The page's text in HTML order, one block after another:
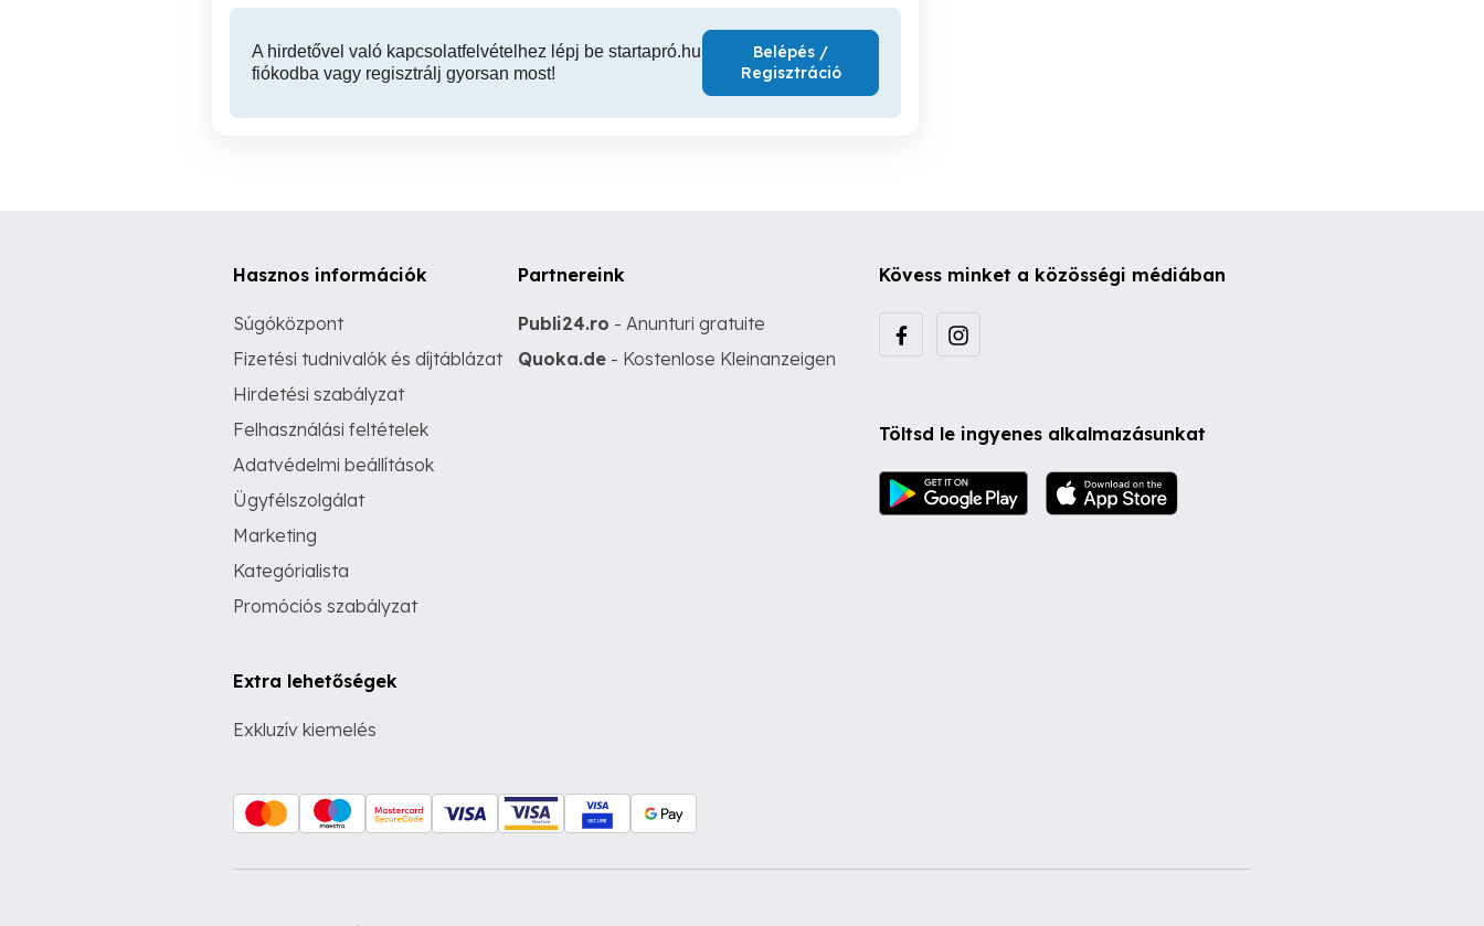
A hirdetővel való kapcsolatfelvételhez lépj be startapró.hu
fiókodba vagy regisztrálj gyorsan most!
Belépés /
Regisztráció
Hasznos információk
Súgóközpont
Fizetési tudnivalók és díjtáblázat
Hirdetési szabályzat
Felhasználási feltételek
Adatvédelmi beállítások
Ügyfélszolgálat
Marketing
Kategórialista
Promóciós szabályzat
Extra lehetőségek
Exkluzív kiemelés
Partnereink
Publi24.ro - Anunturi gratuite
Quoka.de - Kostenlose Kleinanzeigen
Kövess minket a közösségi médiában
Töltsd le ingyenes alkalmazásunkat